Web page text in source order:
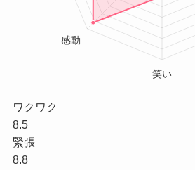
ワクワク
8.5
緊張
8.8